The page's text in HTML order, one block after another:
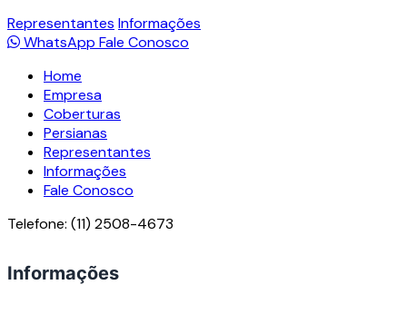
Representantes Informações
WhatsApp Fale Conosco
Home
Empresa
Coberturas
Persianas
Representantes
Informações
Fale Conosco
Telefone: (11) 2508-4673
Informações